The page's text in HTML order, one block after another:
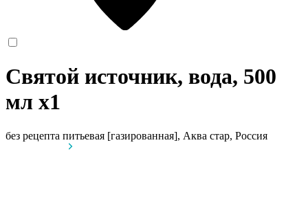
Святой источник, вода, 500
мл x1
без рецепта питьевая [газированная], Аква стар, Россия